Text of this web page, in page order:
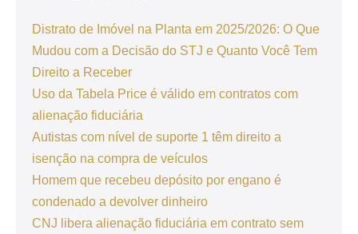
Distrato de Imóvel na Planta em 2025/2026: O Que
Mudou com a Decisão do STJ e Quanto Você Tem
Direito a Receber
Uso da Tabela Price é válido em contratos com
alienação fiduciária
Autistas com nível de suporte 1 têm direito a
isenção na compra de veículos
Homem que recebeu depósito por engano é
condenado a devolver dinheiro
CNJ libera alienação fiduciária em contrato sem